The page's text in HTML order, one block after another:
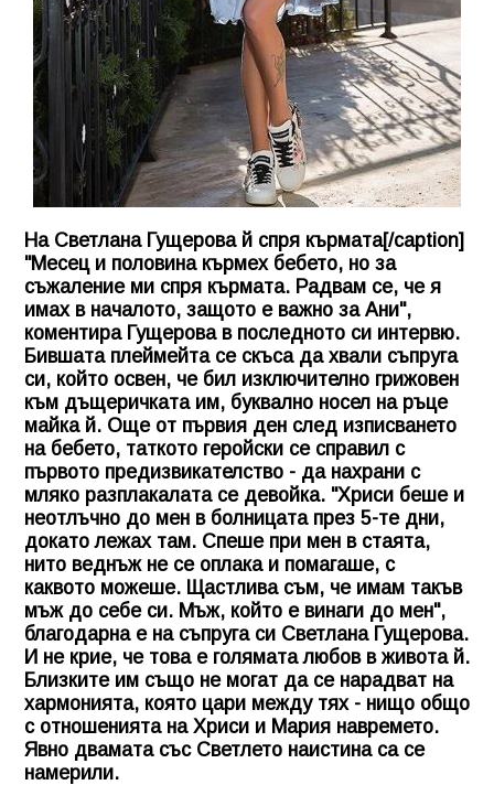
На Светлана Гущерова й спря кърмата[/caption]
"Месец и половина кърмех бебето, но за
съжаление ми спря кърмата. Радвам се, че я
имах в началото, защото е важно за Ани",
коментира Гущерова в последното си интервю.
Бившата плеймейта се скъса да хвали съпруга
си, който освен, че бил изключително грижовен
към дъщеричката им, буквално носел на ръце
майка й. Още от първия ден след изписването
на бебето, таткото геройски се справил с
първото предизвикателство - да нахрани с
мляко разплакалата се девойка. "Хриси беше и
неотлъчно до мен в болницата през 5-те дни,
докато лежах там. Спеше при мен в стаята,
нито веднъж не се оплака и помагаше, с
каквото можеше. Щастлива съм, че имам такъв
мъж до себе си. Мъж, който е винаги до мен",
благодарна е на съпруга си Светлана Гущерова.
И не крие, че това е голямата любов в живота й.
Близките им също не могат да се нарадват на
хармонията, която цари между тях - нищо общо
с отношенията на Хриси и Мария навремето.
Явно двамата със Светлето наистина са се
намерили.